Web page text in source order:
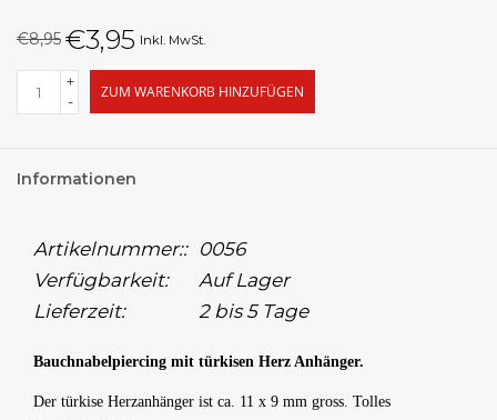
€8,95 €3,95 Inkl. MwSt.
+
-
ZUM WARENKORB HINZUFÜGEN
Informationen
Artikelnummer:: 0056
Verfügbarkeit:
Auf Lager
Lieferzeit:
2 bis 5 Tage
Bauchnabelpiercing mit türkisen Herz Anhänger.
Der türkise Herzanhänger ist ca. 11 x 9 mm gross. Tolles